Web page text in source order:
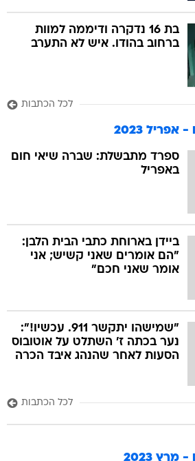
בת 16 נדקרה ודיממה למוות
ברחוב בהודו. איש לא התערב
לכל הכתבות
2023
ספרד מתבשלת: שברה שיאי חום
באפריל
ביידן בארוחת כתבי הבית הלבן:
"הם אומרים שאני קשיש; אני
אומר שאני חכם"
"שמישהו יתקשר 911. עכשיו!":
נער בכתה ז' השתלט על אוטובוס
הסעות לאחר שהנהג איבד הכרה
לכל הכתבות
2023